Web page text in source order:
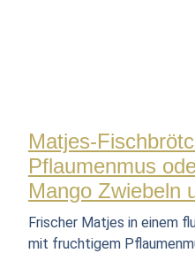
Matjes-
Pflaumenmus
Mango Zwiebeln
Frischer Matjes in einem
mit fruchtigem